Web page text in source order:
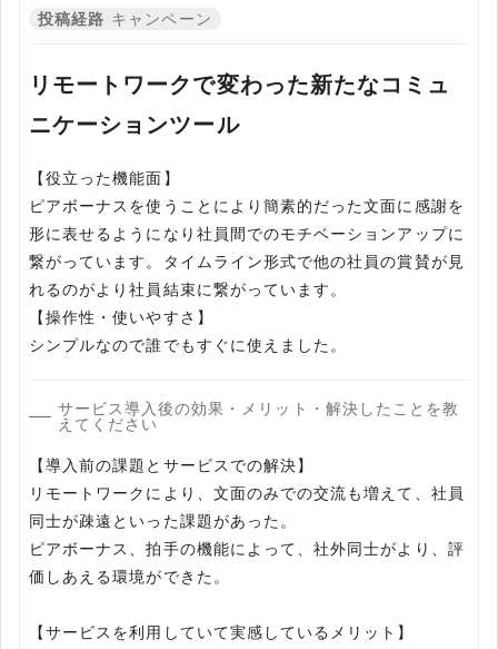
投稿経路 キャンペーン
リモートワークで変わった新たなコミュ
ニケーションツール
【役立った機能面】
ピアボーナスを使うことにより簡素的だった文面に感謝を
形に表せるようになり社員間でのモチベーションアップに
繋がっています。タイムライン形式で他の社員の賞賛が見
れるのがより社員結束に繋がっています。
【操作性・使いやすさ】
シンプルなので誰でもすぐに使えました。
サービス導入後の効果・メリット・解決したことを教
えてください
【導入前の課題とサービスでの解決】
リモートワークにより、文面のみでの交流も増えて、社員
同士が疎遠といった課題があった。
ピアボーナス、拍手の機能によって、社外同士がより、評
価しあえる環境ができた。
【サービスを利用していて実感しているメリット】